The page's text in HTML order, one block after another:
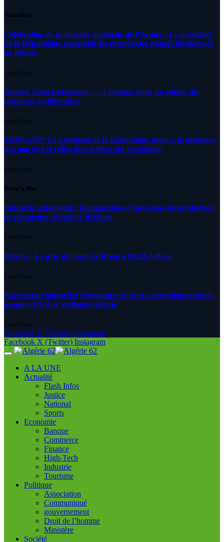
Actualités
Célébration de la journée nationale de l’Armée : Le président
de la République rassemble les retraités,les grands invalides et
les blessés
5 AOÛT 2026
Ahmed Tessa pédagogue : » 4 langues pour un enfant du
primaire, ça déroute «
4 AOÛT 2026
MDN-ANP: Le président de la République honore la mémoire
des martyrs et celles des victimes du terrorisme
4 AOÛT 2026
What's Hot
Industrie automobile: Inauguration d’une usine de production
de plaquettes de frein à Réghaïa
5 AOÛT 2026
Pétrole : Le prix du baril de Brent à 80.42 dollars
5 AOÛT 2026
Partenariat industriel : Signature de deux conventions entre le
groupe GICA et Setllantis Algérie
5 AOÛT 2026
Facebook X (Twitter) Instagram
Facebook X (Twitter) Instagram
A LA UNE
Actualité
Flash Infos
Justice
National
Sports
Economie
Banque
Commerce
Finance
High-Tech
Industrie
Tourisme
Politique
Association
Communiqué
gouvernement
Droit de l’homme
Ministère
Société